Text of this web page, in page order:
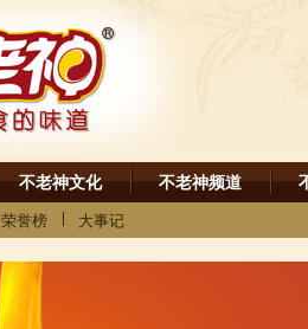
荣誉榜 大事记
不老神文化 不老神频道